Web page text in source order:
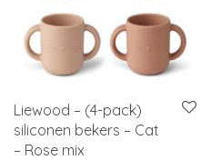
Liewood – (4-pack)
siliconen bekers – Cat
– Rose mix